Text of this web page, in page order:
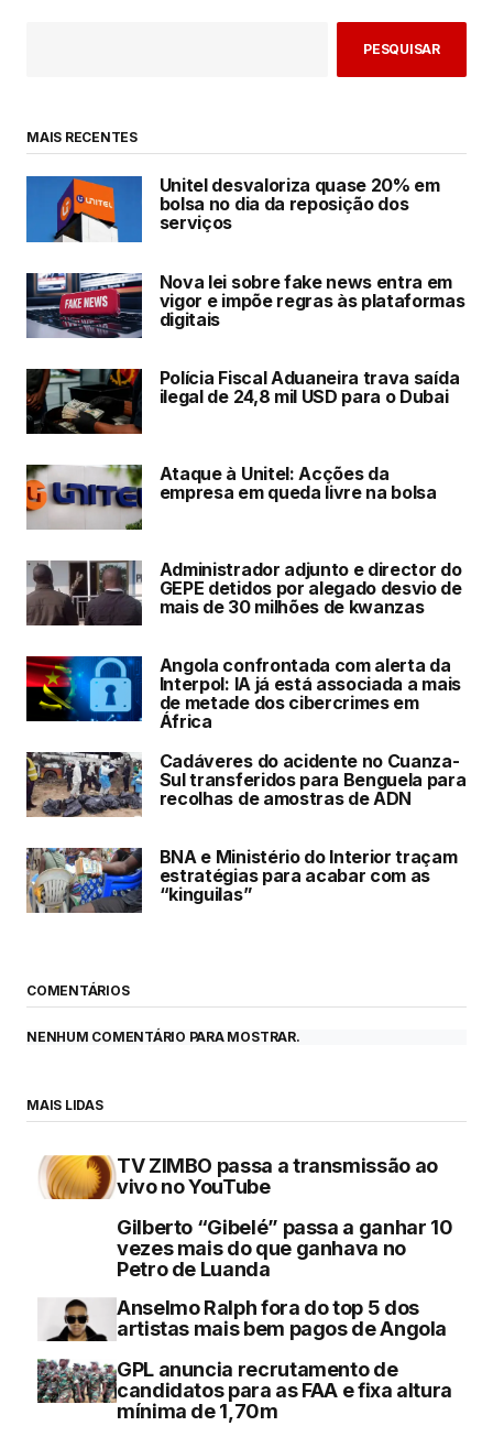
PESQUISAR
MAIS RECENTES
Unitel desvaloriza quase 20% em
bolsa no dia da reposição dos
serviços
Nova lei sobre fake news entra em
vigor e impõe regras às plataformas
digitais
Polícia Fiscal Aduaneira trava saída
ilegal de 24,8 mil USD para o Dubai
Ataque à Unitel: Acções da
empresa em queda livre na bolsa
Administrador adjunto e director do
GEPE detidos por alegado desvio de
mais de 30 milhões de kwanzas
Angola confrontada com alerta da
Interpol: IA já está associada a mais
de metade dos cibercrimes em
África
Cadáveres do acidente no Cuanza-
Sul transferidos para Benguela para
recolhas de amostras de ADN
BNA e Ministério do Interior traçam
estratégias para acabar com as
“kinguilas”
COMENTÁRIOS
NENHUM COMENTÁRIO PARA MOSTRAR.
MAIS LIDAS
TV ZIMBO passa a transmissão ao
vivo no YouTube
Gilberto “Gibelé” passa a ganhar 10
vezes mais do que ganhava no
Petro de Luanda
Anselmo Ralph fora do top 5 dos
artistas mais bem pagos de Angola
GPL anuncia recrutamento de
candidatos para as FAA e fixa altura
mínima de 1,70m